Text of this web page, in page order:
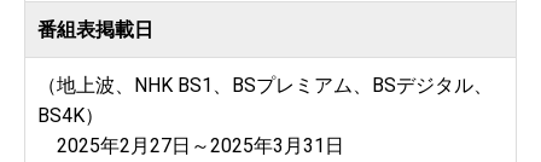
番組表掲載日
（地上波、NHK BS1、BSプレミアム、BSデジタル、
BS4K）
2025年2月27日～2025年3月31日